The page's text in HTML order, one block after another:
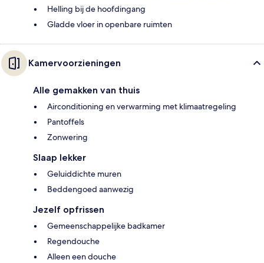
Helling bij de hoofdingang
Gladde vloer in openbare ruimten
Kamervoorzieningen
Alle gemakken van thuis
Airconditioning en verwarming met klimaatregeling
Pantoffels
Zonwering
Slaap lekker
Geluiddichte muren
Beddengoed aanwezig
Jezelf opfrissen
Gemeenschappelijke badkamer
Regendouche
Alleen een douche